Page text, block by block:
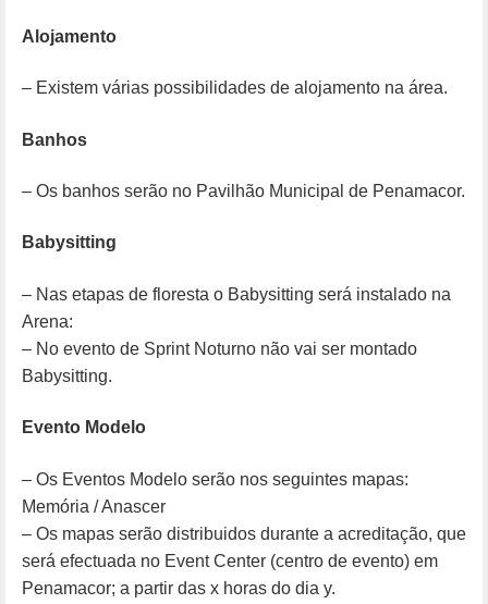
Alojamento
– Existem várias possibilidades de alojamento na área.
Banhos
– Os banhos serão no Pavilhão Municipal de Penamacor.
Babysitting
– Nas etapas de floresta o Babysitting será instalado na
Arena:
– No evento de Sprint Noturno não vai ser montado
Babysitting.
Evento Modelo
– Os Eventos Modelo serão nos seguintes mapas:
Memória / Anascer
– Os mapas serão distribuidos durante a acreditação, que
será efectuada no Event Center (centro de evento) em
Penamacor; a partir das x horas do dia y.